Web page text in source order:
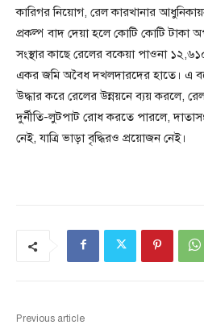
কারিগর নিয়োগ, রেল কারখানার
প্রকল্প বাদ দেয়া হলে কোটি কোটি টাকা
সংস্থার কাছে রেলের বকেয়া পাওনা
একর জমি অবৈধ দখলদারদের হাতে। এ
উদ্ধার করে রেলের উন্নয়নে ব্যয় করলে, রেল
দুর্নীতি-লুটপাট রোধ করতে পারলে,
নেই, যাত্রি ভাড়া বৃদ্ধিরও প্রয়োজন নেই।
Previous article